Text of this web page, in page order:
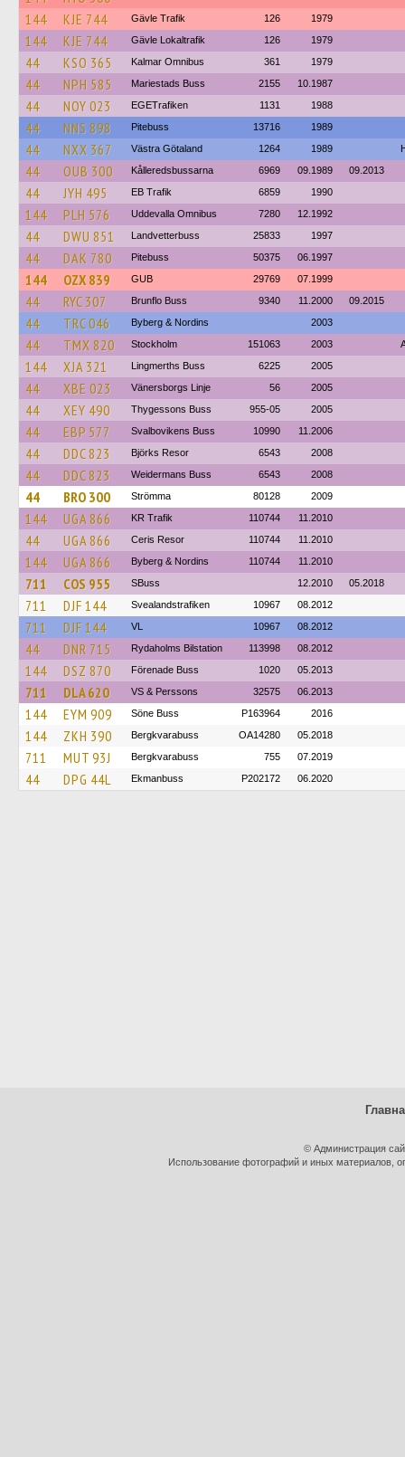
144 KJE 744 Gävle Trafik 126 1979
144 KJE 744 Gävle Lokaltrafik 126 1979
44 KSO 365 Kalmar Omnibus 361 1979
44 NPH 585 Mariestads Buss 2155 10.1987
44 NOY 023 EGETrafiken 1131 1988
44 NNS 898 Pitebuss 13716 1989
44 NXX 367 Västra Götaland 1264 1989
44 OUB 300 Kålleredsbussarna 6969 09.1989 09.2013
44 JYH 495 EB Trafik 6859 1990
144 PLH 576 Uddevalla Omnibus 7280 12.1992
44 DWU 851 Landvetterbuss 25833 1997
44 DAK 780 Pitebuss 50375 06.1997
144 OZX 839 GUB 29769 07.1999
44 RYC 307 Brunflo Buss 9340 11.2000 09.2015
44 TRC 046 Byberg & Nordins 2003
44 TMX 820 Stockholm 151063 2003
144 XJA 321 Lingmerths Buss 6225 2005
44 XBE 023 Vänersborgs Linje 56 2005
44 XEY 490 Thygessons Buss 955-05 2005
44 EBP 577 Svalbovikens Buss 10990 11.2006
44 DDC 823 Björks Resor 6543 2008
44 DDC 823 Weidermans Buss 6543 2008
44 BRO 300 Strömma 80128 2009
144 UGA 866 KR Trafik 110744 11.2010
44 UGA 866 Ceris Resor 110744 11.2010
144 UGA 866 Byberg & Nordins 110744 11.2010
711 COS 955 SBuss 12.2010 05.2018
711 DJF 144 Svealandstrafiken 10967 08.2012
711 DJF 144 VL 10967 08.2012
44 DNR 715 Rydaholms Bilstation 113998 08.2012
144 DSZ 870 Förenade Buss 1020 05.2013
711 DLA 620 VS & Perssons 32575 06.2013
144 EYM 909 Söne Buss P163964 2016
144 ZKH 390 Bergkvarabuss OA14280 05.2018
711 MUT 93J Bergkvarabuss 755 07.2019
44 DPG 44L Ekmanbuss P202172 06.2020
© Администрация
Использование фотографий и иных материалов,